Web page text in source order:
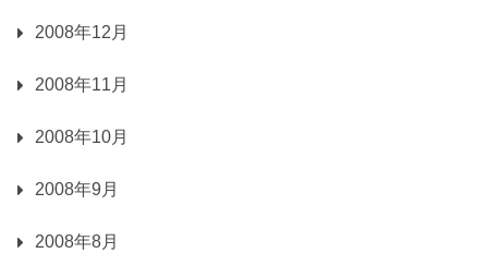
2008年12月
2008年11月
2008年10月
2008年9月
2008年8月